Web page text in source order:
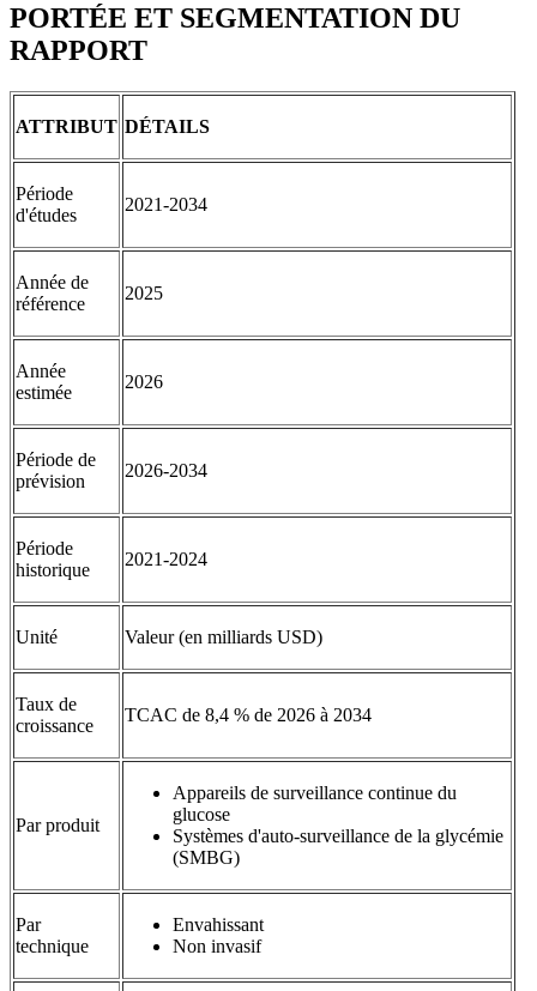
PORTÉE ET SEGMENTATION DU
RAPPORT
ATTRIBUT DÉTAILS
Période
d'études
2021-2034
Année de
référence
2025
Année
estimée
2026
Période de
prévision
2026-2034
Période
historique
2021-2024
Unité Valeur (en milliards USD)
Taux de
croissance
TCAC de 8,4 % de 2026 à 2034
Par produit
Appareils de surveillance continue du
glucose
Systèmes d'auto-surveillance de la glycémie
(SMBG)
Par
technique
Envahissant
Non invasif